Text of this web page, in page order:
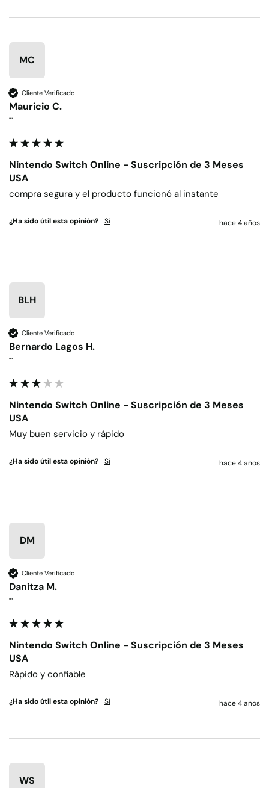
MC
Cliente Verificado
Mauricio C.
""
Nintendo Switch Online - Suscripción de 3 Meses
USA
compra segura y el producto funcionó al instante
¿Ha sido útil esta opinión? Sí hace 4 años
BLH
Cliente Verificado
Bernardo Lagos H.
""
Nintendo Switch Online - Suscripción de 3 Meses
USA
Muy buen servicio y rápido
¿Ha sido útil esta opinión? Sí hace 4 años
DM
Cliente Verificado
Danitza M.
""
Nintendo Switch Online - Suscripción de 3 Meses
USA
Rápido y confiable
¿Ha sido útil esta opinión? Sí hace 4 años
WS